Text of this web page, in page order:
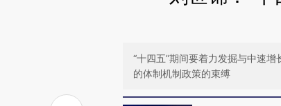
“十四五”期间要着力发掘与中速
的体制机制政策的束缚